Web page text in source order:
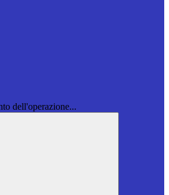
dell'operazione...